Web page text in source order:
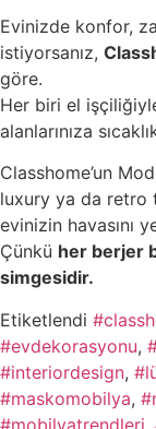
Evinizde konfor,
istiyorsanız,
göre.
Her biri el
alanlarınıza
Classhome’un
luxury ya da retro
evinizin havasını
Çünkü her berjer
simgesidir.
Etiketlendi
#evdekorasyonu,
#interiordesign,
#maskomobilya,
#mobilyatrendleri,